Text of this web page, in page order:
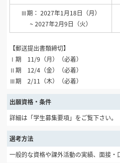
Ⅲ期： 2027年1月18日（月）
~ 2027年2月9日（火）
【郵送提出書類締切】
Ⅰ期 11/9（月）（必着）
Ⅱ期 12/4（金）（必着）
Ⅲ期 2/11（木）（必着）
出願資格・条件
詳細は「学生募集要項」をご覧下さい。
選考方法
一般的な資格や課外活動の実績、面接・